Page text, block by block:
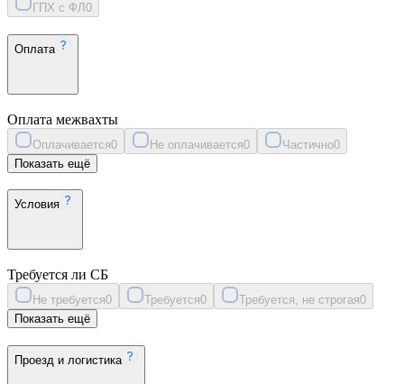
ГПХ с ФЛ 0
Оплата
Оплата межвахты
Оплачивается0 Не оплачивается0 Частично0
Показать ещё
Условия
Требуется ли СБ
Не требуется0 Требуется0 Требуется, не строгая0
Показать ещё
Проезд и логистика